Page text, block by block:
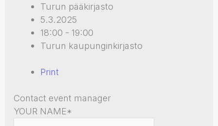
Turun pääkirjasto
5.3.2025
18:00 - 19:00
Turun kaupunginkirjasto
Print
Contact event manager
YOUR NAME*